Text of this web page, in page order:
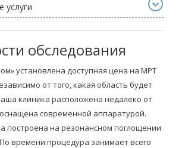
услуги
обследования
установлена доступная цена на МРТ
от того, какая область будет
клиника расположена недалеко от
современной аппаратурой.
построена на резонансном поглощении
времени процедура занимает всего